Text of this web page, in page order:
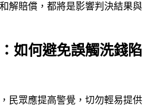
解賠償，都將是影響判決結果與
如何避免誤觸洗錢陷
民眾應提高警覺，切勿輕易提供